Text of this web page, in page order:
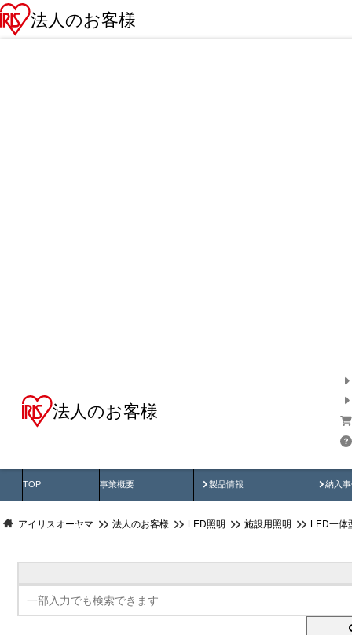
法人のお客様
法人のお客様
TOP 事業概要 製品情報
製品動画 納入
納
アイリスオーヤマ 法人のお客様 LED照明 施設用照明 LED一体